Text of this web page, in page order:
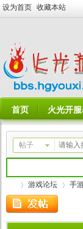
设为首页 收藏本站
首页 火光开
帖子
游戏论坛 手